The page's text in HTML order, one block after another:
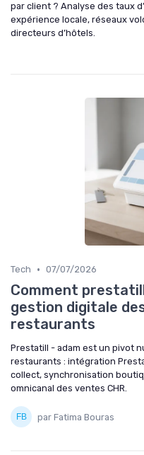
par client ? Analyse des taux
expérience locale, réseaux
directeurs d’hôtels.
Tech • 07/07/2026
Comment
gestion digitale
restaurants
Prestatill - adam est un pivot
restaurants : intégration
collect, synchronisation
omnicanal des ventes CHR.
par Fatima Bouras